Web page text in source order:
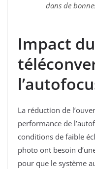
dans de
Impact du
La réduction de
performance de
conditions de faible
photo ont besoin
pour que le système